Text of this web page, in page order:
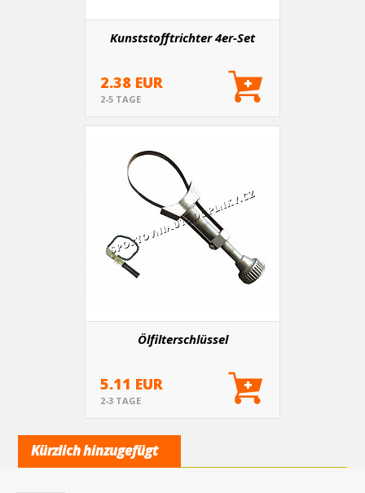
Kunststofftrichter 4er-Set
2.38 EUR
2-5 TAGE
Ölfilterschlüssel
5.11 EUR
2-3 TAGE
Kürzlich hinzugefügt